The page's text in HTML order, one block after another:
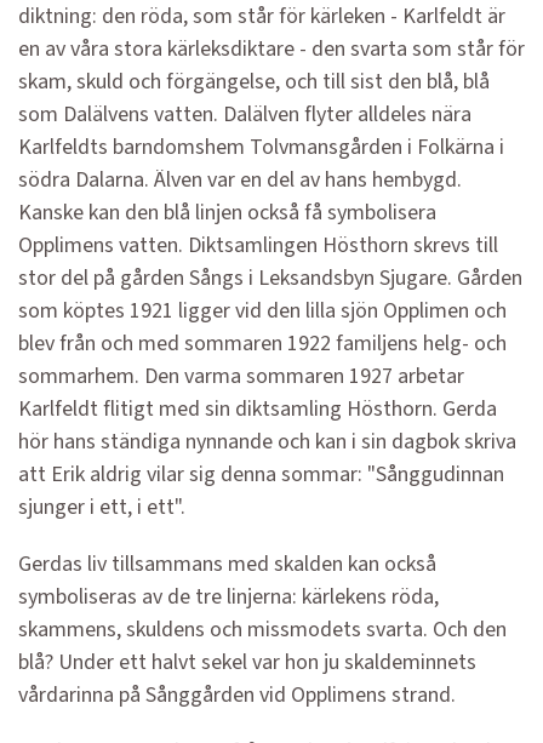
diktning: den röda, som står för kärleken - Karlfeldt är
en av våra stora kärleksdiktare - den svarta som står för
skam, skuld och förgängelse, och till sist den blå, blå
som Dalälvens vatten. Dalälven flyter alldeles nära
Karlfeldts barndomshem Tolvmansgården i Folkärna i
södra Dalarna. Älven var en del av hans hembygd.
Kanske kan den blå linjen också få symbolisera
Opplimens vatten. Diktsamlingen Hösthorn skrevs till
stor del på gården Sångs i Leksandsbyn Sjugare. Gården
som köptes 1921 ligger vid den lilla sjön Opplimen och
blev från och med sommaren 1922 familjens helg- och
sommarhem. Den varma sommaren 1927 arbetar
Karlfeldt flitigt med sin diktsamling Hösthorn. Gerda
hör hans ständiga nynnande och kan i sin dagbok skriva
att Erik aldrig vilar sig denna sommar: "Sånggudinnan
sjunger i ett, i ett".
Gerdas liv tillsammans med skalden kan också
symboliseras av de tre linjerna: kärlekens röda,
skammens, skuldens och missmodets svarta. Och den
blå? Under ett halvt sekel var hon ju skaldeminnets
vårdarinna på Sånggården vid Opplimens strand.